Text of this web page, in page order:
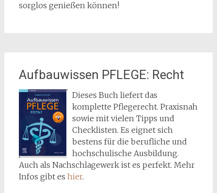
sorglos genießen können!
Aufbauwissen PFLEGE: Recht
Dieses Buch liefert das
komplette Pflegerecht. Praxisnah
sowie mit vielen Tipps und
Checklisten. Es eignet sich
bestens für die berufliche und
hochschulische Ausbildung.
Auch als Nachschlagewerk ist es perfekt. Mehr
Infos gibt es hier.